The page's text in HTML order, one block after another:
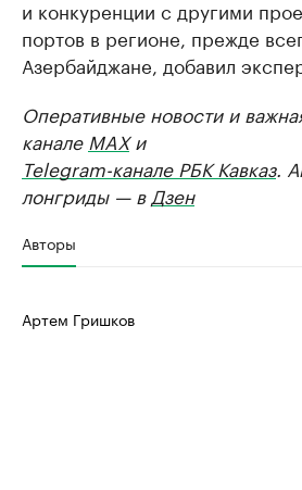
и конкуренции с другими
портов в регионе, прежде
Азербайджане, добавил
Оперативные новости и
канале MAXи
Telegram-канале РБК Кавказ.
лонгриды — в Дзен
Авторы
Артем Гришков